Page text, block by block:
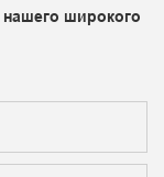
широкого